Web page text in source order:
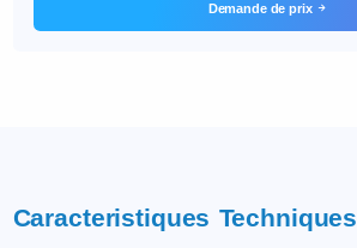
Demande de prix
Caracteristiques Techniques